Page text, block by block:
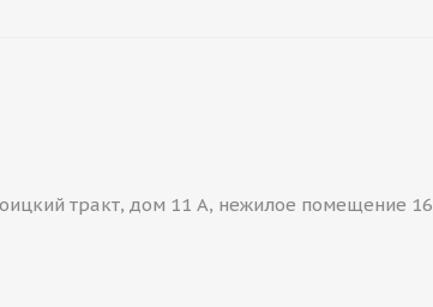
тракт, дом 11 А, нежилое помещение 16